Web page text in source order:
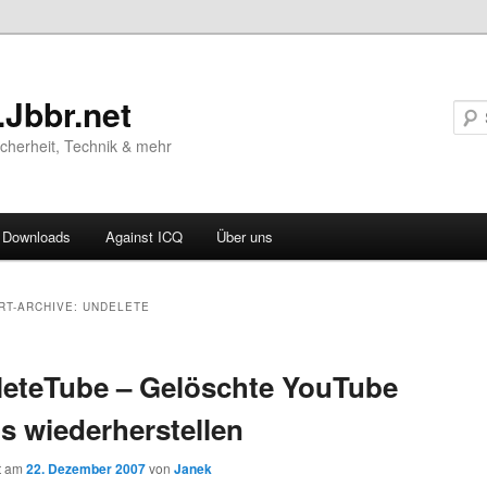
Technik & mehr
Downloads Against ICQ Über uns
ARCHIVE:UNDELETE
– Gelöschte YouTube
wiederherstellen
am22. Dezember 2007 vonJanek